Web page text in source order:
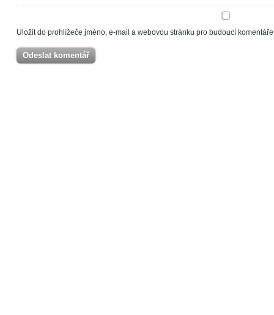
Uložit do prohlížeče jméno, e-mail a webovou stránku pro budoucí